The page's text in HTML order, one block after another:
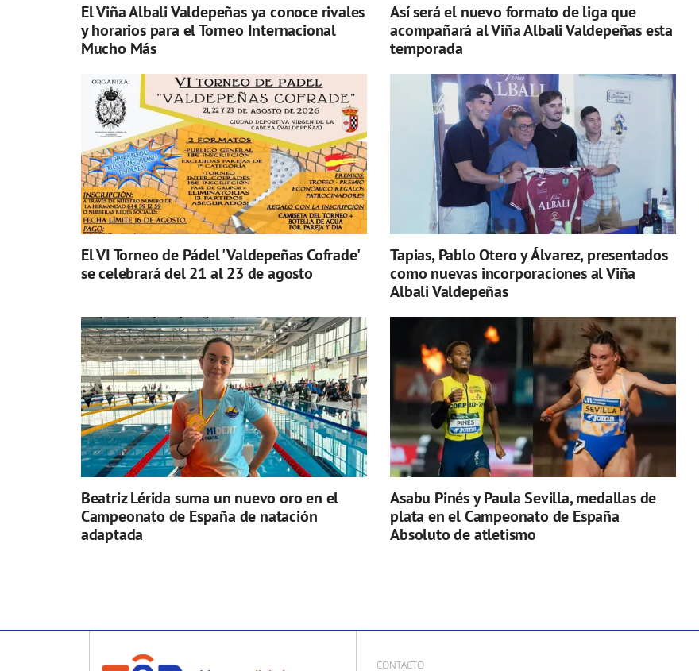
El Viña Albali Valdepeñas ya conoce rivales
y horarios para el Torneo Internacional
Mucho Más
Así será el nuevo formato de liga que
acompañará al Viña Albali Valdepeñas esta
temporada
El VI Torneo de Pádel 'Valdepeñas Cofrade'
se celebrará del 21 al 23 de agosto
Tapias, Pablo Otero y Álvarez, presentados
como nuevas incorporaciones al Viña
Albali Valdepeñas
Beatriz Lérida suma un nuevo oro en el
Campeonato de España de natación
adaptada
Asabu Pinés y Paula Sevilla, medallas de
plata en el Campeonato de España
Absoluto de atletismo
CONTACTO